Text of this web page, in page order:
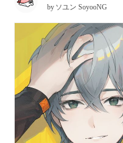
by ソユン SoyooNG